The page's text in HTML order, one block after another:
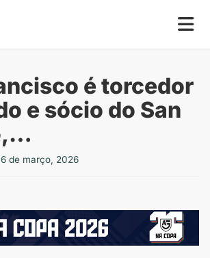
é torcedor
e sócio do San
de março, 2026